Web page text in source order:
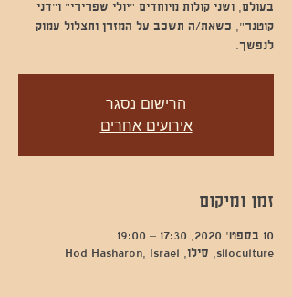
בעולם, ושני קולות מיוחדים "יולי שפרירי" ו"דני
קוטנר", כשאת/ה תשכב על המזרן ותצלול עמוק
לנפשך.
הרישום נסגר
אירועים אחרים
זמן ומיקום
10 בספט׳ 2020, 17:30 – 19:00
siloculture, סילו, Hod Hasharon, Israel